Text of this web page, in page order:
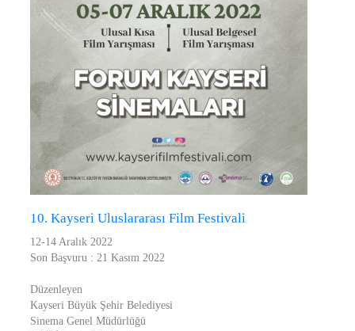
10. Kayseri Uluslararası Film Festivali
12-14 Aralık 2022
Son Başvuru : 21 Kasım 2022
Düzenleyen
Kayseri Büyük Şehir Belediyesi
Sinema Genel Müdürlüğü